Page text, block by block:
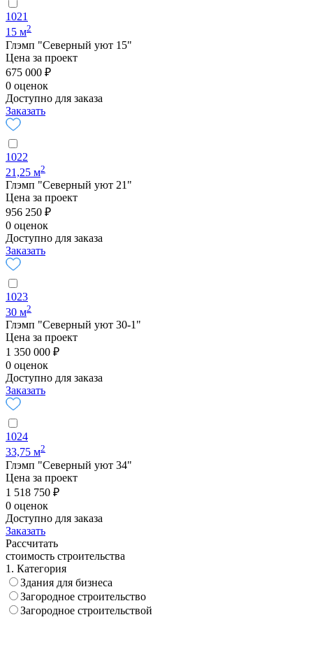
1021
15 м2
Глэмп "Северный уют 15"
Цена за проект
675 000 ₽
0 оценок
Доступно для заказа
Заказать
1022
21,25 м2
Глэмп "Северный уют 21"
Цена за проект
956 250 ₽
0 оценок
Доступно для заказа
Заказать
1023
30 м2
Глэмп "Северный уют 30-1"
Цена за проект
1 350 000 ₽
0 оценок
Доступно для заказа
Заказать
1024
33,75 м2
Глэмп "Северный уют 34"
Цена за проект
1 518 750 ₽
0 оценок
Доступно для заказа
Заказать
Рассчитать
стоимость строительства
1. Категория
Здания для бизнеса
Загородное строительство
Загородное строительствой